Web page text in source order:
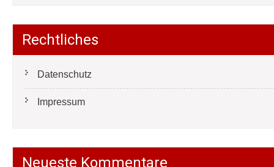
Rechtliches
Datenschutz
Impressum
Neueste Kommentare